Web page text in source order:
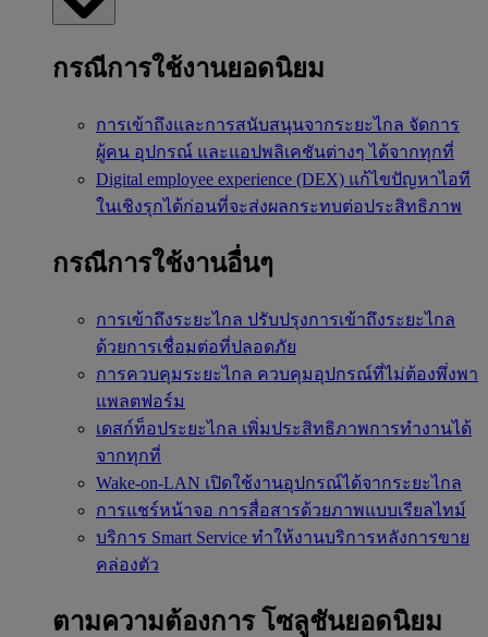
กรณีการใช้งานยอดนิยม
การเข้าถึงและการสนับสนุนจากระยะไกล จัดการ
ผู้คน อุปกรณ์ และแอปพลิเคชันต่างๆ ได้จากทุกที่
Digital employee experience (DEX) แก้ไขปัญหาไอที
ในเชิงรุกได้ก่อนที่จะส่งผลกระทบต่อประสิทธิภาพ
กรณีการใช้งานอื่นๆ
การเข้าถึงระยะไกล ปรับปรุงการเข้าถึงระยะไกล
ด้วยการเชื่อมต่อที่ปลอดภัย
การควบคุมระยะไกล ควบคุมอุปกรณ์ที่ไม่ต้องพึ่งพา
แพลตฟอร์ม
เดสก์ท็อประยะไกล เพิ่มประสิทธิภาพการทำงานได้
จากทุกที่
Wake-on-LAN เปิดใช้งานอุปกรณ์ได้จากระยะไกล
การแชร์หน้าจอ การสื่อสารด้วยภาพแบบเรียลไทม์
บริการ Smart Service ทำให้งานบริการหลังการขาย
คล่องตัว
ตามความต้องการ โซลูชันยอดนิยม